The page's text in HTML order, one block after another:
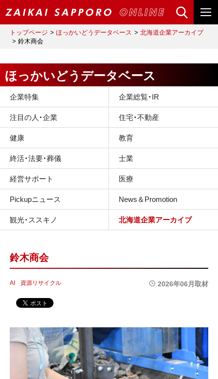
トップページ ほっかいどうデータベース
北海道企業アーカイブ
鈴木商会
ほっかいどうデータベース
企業特集
企業総覧・IR
注目の人・企業
住宅・不動産
健康
教育
終活・法要・葬儀
士業
経営サポート
医療
Pickupニュース
News＆Promotion
観光・ススキノ
北海道企業アーカイブ
鈴木商会
AI 資源リサイクル 2026年06月取材